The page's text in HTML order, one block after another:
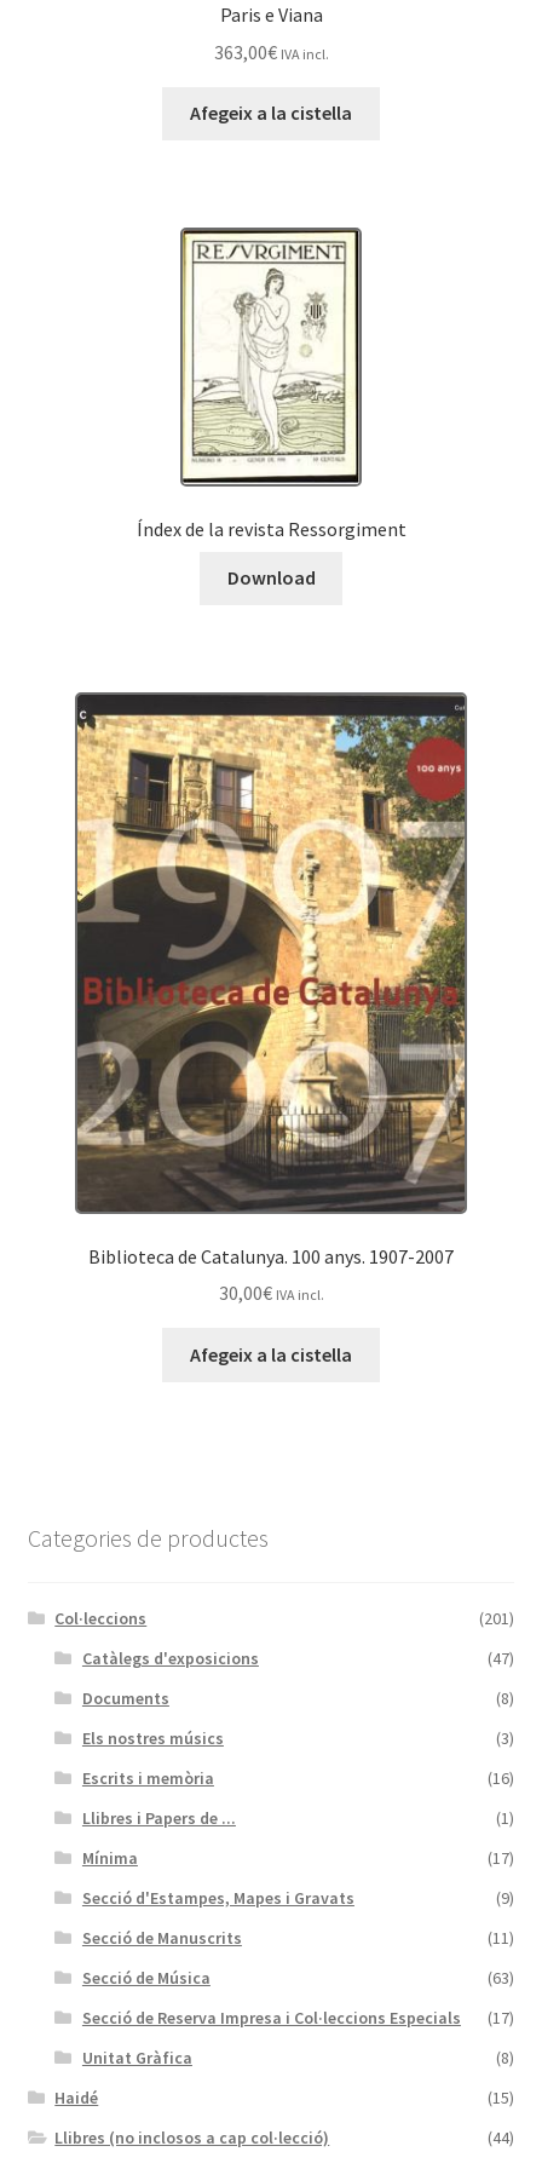
Paris e Viana
363,00€ IVA incl.
Afegeix a la cistella
Índex de la revista Ressorgiment
Download
Biblioteca de Catalunya. 100 anys. 1907-2007
30,00€ IVA incl.
Afegeix a la cistella
Categories de productes
Col·leccions
(201)
Catàlegs d'exposicions
(47)
Documents
(8)
Els nostres músics
(3)
Escrits i memòria
(16)
Llibres i Papers de ...
(1)
Mínima
(17)
Secció d'Estampes, Mapes i Gravats
(9)
Secció de Manuscrits
(11)
Secció de Música
(63)
Secció de Reserva Impresa i Col·leccions Especials
(17)
Unitat Gràfica
(8)
Haidé
(15)
Llibres (no inclosos a cap col·lecció)
(44)